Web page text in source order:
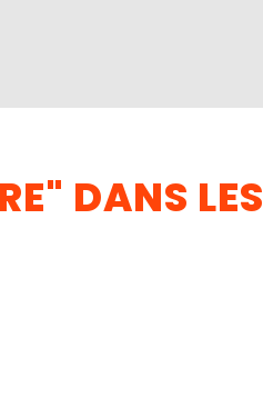
DANS LES